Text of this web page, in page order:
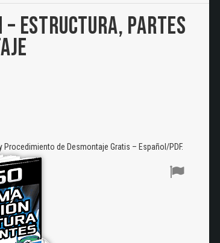
ESTRUCTURA, PARTES
de Desmontaje Gratis – Español/PDF.